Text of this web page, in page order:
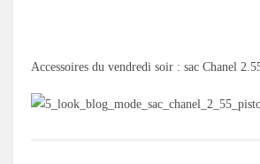
Accessoires du vendredi soir : sac Chanel